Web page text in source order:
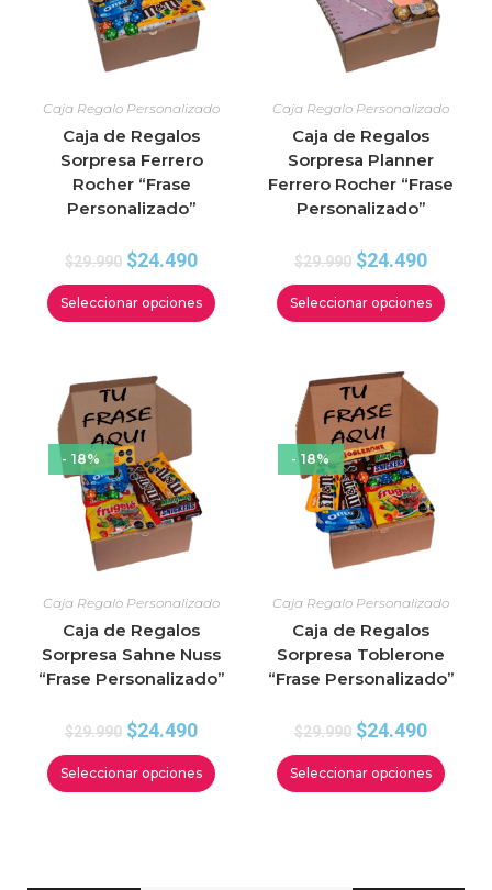
Caja Regalo Personalizado
Caja de Regalos
Sorpresa Ferrero
Rocher “Frase
Personalizado”
$29.990 $24.490
Seleccionar opciones
Caja Regalo Personalizado
Caja de Regalos
Sorpresa Planner
Ferrero Rocher “Frase
Personalizado”
$29.990 $24.490
Seleccionar opciones
- 18%
Caja Regalo Personalizado
Caja de Regalos
Sorpresa Sahne Nuss
“Frase Personalizado”
$29.990 $24.490
Seleccionar opciones
- 18%
Caja Regalo Personalizado
Caja de Regalos
Sorpresa Toblerone
“Frase Personalizado”
$29.990 $24.490
Seleccionar opciones